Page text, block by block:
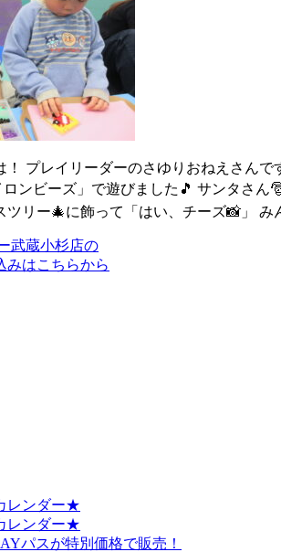
！ プレイリーダーのさゆりおねえさん
ロンビーズ」で遊びました🎵 サンタさ
ツリー🎄に飾って「はい、チーズ📸」
武蔵小杉店の
みはこちらから
レンダー★
レンダー★
パスが特別価格で販売！